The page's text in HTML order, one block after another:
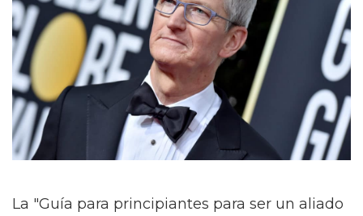
La "Guía para principiantes para ser un aliado